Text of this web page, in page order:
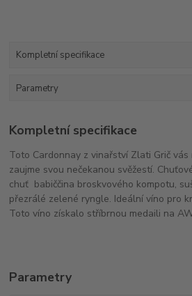
Kompletní specifikace
Parametry
Kompletní specifikace
Toto Cardonnay z vinařství Zlati Grič
zaujme svou nečekanou svěžestí.
chuť babiččina broskvového kompotu,
přezrálé zelené ryngle. Ideální víno pro
Toto víno získalo stříbrnou medaili na
Parametry